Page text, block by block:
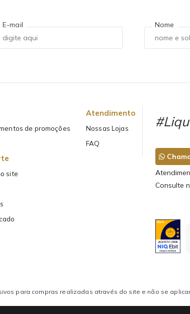
E-mail Nome
de promoções
site
Atendimento
Nossas Lojas
FAQ
Consulte
para compras realizadas através do site e não se